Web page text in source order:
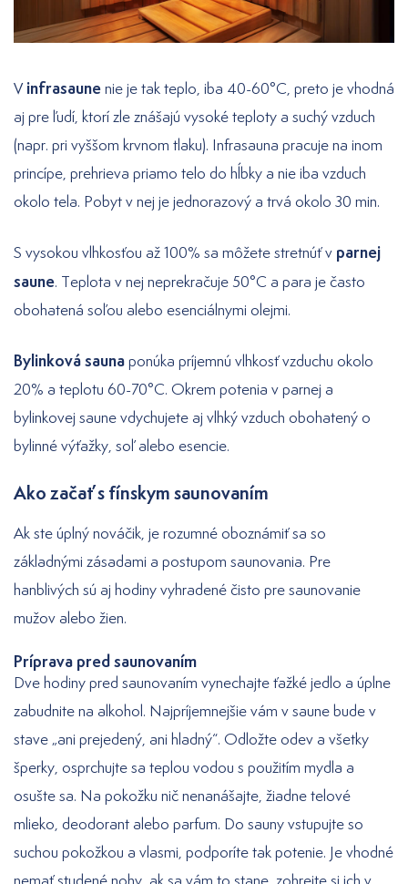
Vinfrasaunenie je tak teplo, iba 40-60°C, preto je vhodná
aj pre ľudí, ktorí zle znášajú vysoké teploty a suchý vzduch
(napr. pri vyššom krvnom tlaku). Infrasauna pracuje na inom
princípe, prehrieva priamo telo do hĺbky a nie iba vzduch
okolo tela. Pobyt v nej je jednorazový a trvá okolo 30 min.
S vysokou vlhkosťou až 100% sa môžete stretnúť v parnej
saune. Teplota v nej neprekračuje 50°C a para je často
obohatená soľou alebo esenciálnymi olejmi.
Bylinková saunaponúka príjemnú vlhkosť vzduchu okolo
20% a teplotu 60-70°C. Okrem potenia v parnej a
bylinkovej saune vdychujete aj vlhký vzduch obohatený o
bylinné výťažky, soľ alebo esencie.
Ako začať s fínskym saunovaním
Ak ste úplný nováčik, je rozumné oboznámiť sa so
základnými zásadami a postupom saunovania. Pre
hanblivých sú aj hodiny vyhradené čisto pre saunovanie
mužov alebo žien.
Príprava pred saunovaním
Dve hodiny pred saunovaním vynechajte ťažké jedlo a úplne
zabudnite na alkohol. Najpríjemnejšie vám v saune bude v
stave „ani prejedený, ani hladný“. Odložte odev a všetky
šperky, osprchujte sa teplou vodou s použitím mydla a
osušte sa. Na pokožku nič nenanášajte, žiadne telové
mlieko, deodorant alebo parfum. Do sauny vstupujte so
suchou pokožkou a vlasmi, podporíte tak potenie. Je vhodné